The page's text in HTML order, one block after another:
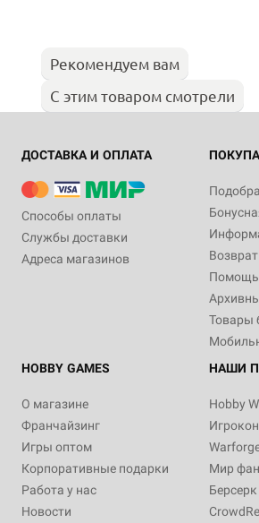
Рекомендуем вам
С этим товаром смотрели
ДОСТАВКА И ОПЛАТА
Способы оплаты
Службы доставки
Адреса магазинов
Помощь
Товары
HOBBY GAMES
О магазине
Франчайзинг
Игры оптом
Корпоративные подарки
Работа у нас
Новости
НАШИ
Hobby
Игрокон
Мир
Берсерк